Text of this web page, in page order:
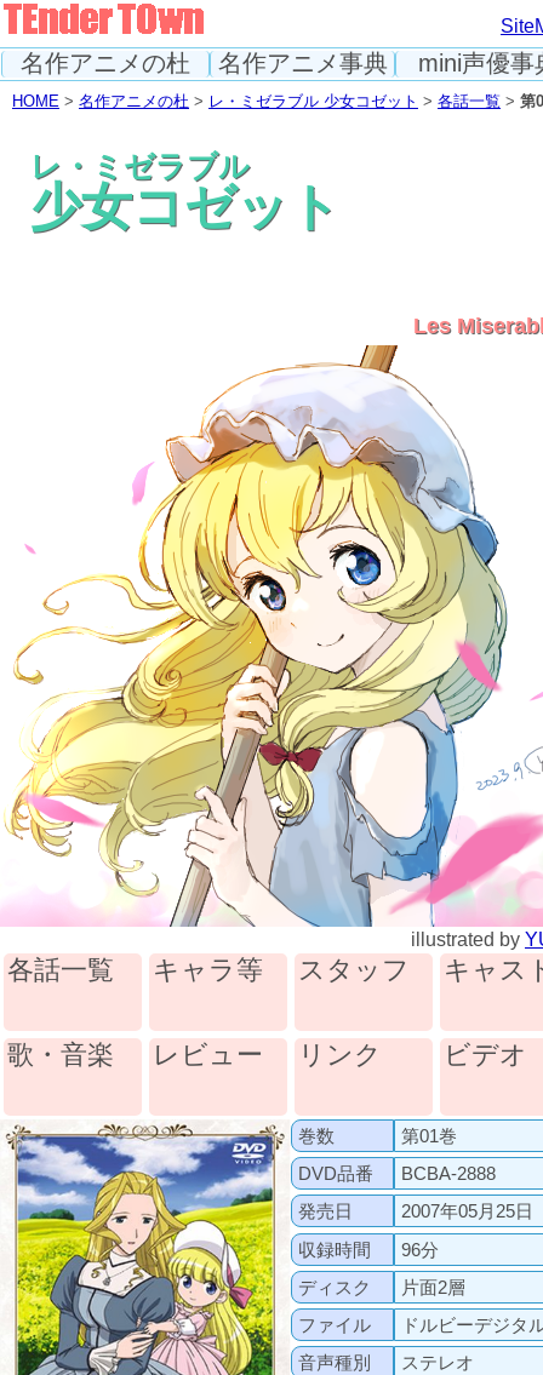
名作アニメの杜 名作アニメ事典 mini声優事
HOME > 名作アニメの杜 > レ・ミゼラブル 少女コゼット > 各話一覧 > 第
レ・ミゼラブル
少女コゼット
Les
illustrated by
各話一覧 キャラ等 スタッフ キャス
歌・音楽 レビュー リンク ビデオ
巻数
第01巻
DVD品番
BCBA-2888
発売日
2007年05月25日
収録時間
96分
ディスク
片面2層
ファイル
ドルビーデジタ
音声種別
ステレオ